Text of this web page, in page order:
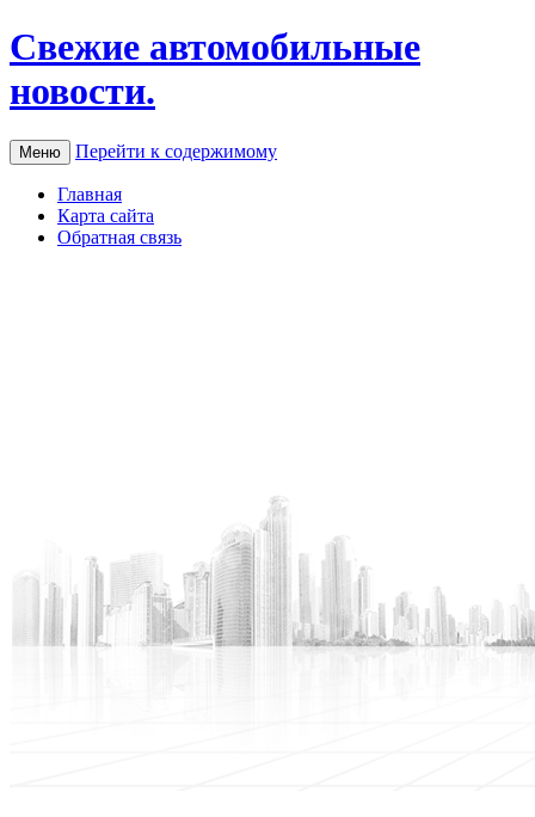
Свежие автомобильные
новости.
Меню Перейти к содержимому
Главная
Карта сайта
Обратная связь